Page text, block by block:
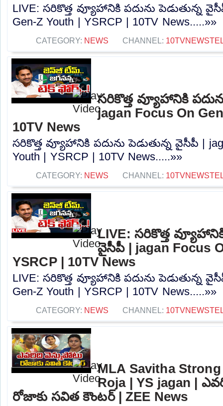
LIVE: సరికొత్త వ్యూహానికి పదును పెడుతున్న
Gen-Z Youth | YSRCP | 10TV News.....»»
CATEGORY: NEWS CHANNEL:
సరికొత్త వ్యూహానికి
jagan Focus On
10TV News
సరికొత్త వ్యూహానికి పదును పెడుతున్న వైసీపీ |
Youth | YSRCP | 10TV News.....»»
CATEGORY: NEWS CHANNEL:
LIVE: సరికొత్త
వైసీపీ | jagan Focus
YSRCP | 10TV News
LIVE: సరికొత్త వ్యూహానికి పదును పెడుతున్న
Gen-Z Youth | YSRCP | 10TV News.....»»
CATEGORY: NEWS CHANNEL:
MLA Savitha
Roja | YS jagan |
రోజాకు సవిత కౌంటర్‌ | ZEE News